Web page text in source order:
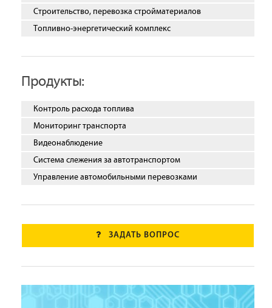
Строительство, перевозка стройматериалов
Топливно-энергетический комплекс
Продукты:
Контроль расхода топлива
Мониторинг транспорта
Видеонаблюдение
Система слежения за автотранспортом
Управление автомобильными перевозками
ЗАДАТЬ ВОПРОС